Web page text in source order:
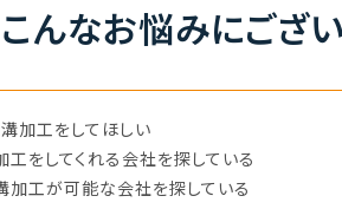
こんなお悩みにござ
加工をしてほしい
をしてくれる会社を探している
加工が可能な会社を探している